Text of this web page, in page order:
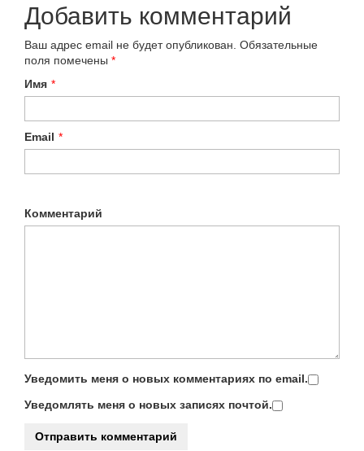
Добавить комментарий
Ваш адрес email не будет опубликован. Обязательные
поля помечены *
Имя *
Email *
Комментарий
Уведомить меня о новых комментариях по email.
Уведомлять меня о новых записях почтой.